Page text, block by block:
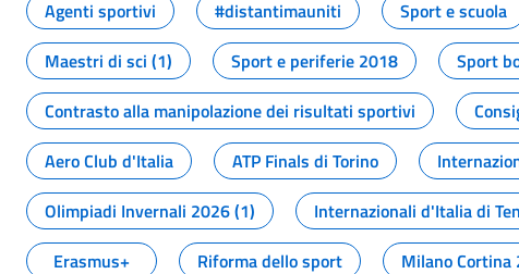
Agenti sportivi
#distantimauniti Sport e scuola
Maestri di sci (1)
Sport e periferie 2018 Sport
Contrasto alla manipolazione dei risultati sportivi
Aero Club d'Italia
ATP Finals di Torino
Olimpiadi Invernali 2026 (1)
Internazionali d'Italia di
Erasmus+
Riforma dello sport Milano Cortina